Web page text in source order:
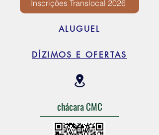
Inscrições Translocal 2026
ALUGUEL
DÍZIMOS E OFERTAS
chácara CMC